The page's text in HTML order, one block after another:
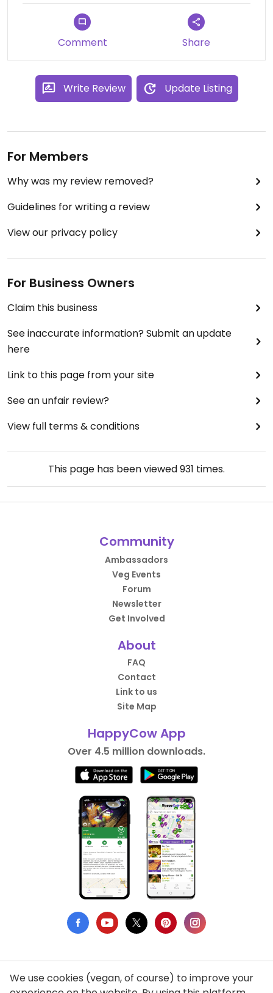
Comment Share
Write Review Update Listing
For Members
Why was my review removed?
Guidelines for writing a review
View our privacy policy
For Business Owners
Claim this business
See inaccurate information? Submit an update
here
Link to this page from your site
See an unfair review?
View full terms & conditions
This page has been viewed931 times.
Community
Ambassadors
Veg Events
Forum
Newsletter
Get Involved
About
FAQ
Contact
Link to us
Site Map
HappyCow App
Over 4.5 million downloads.
Privacy Policy
We use cookies (vegan, of course) to improve your